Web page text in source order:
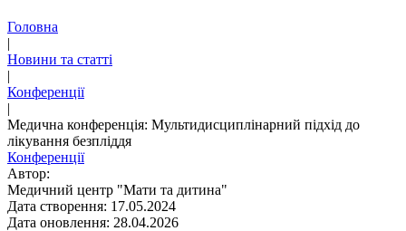
Головна
|
Новини та статті
|
Конференції
|
Медична конференція: Мультидисциплінарний підхід до
лікування безпліддя
Конференції
Автор:
Медичний центр "Мати та дитина"
Дата створення: 17.05.2024
Дата оновлення: 28.04.2026